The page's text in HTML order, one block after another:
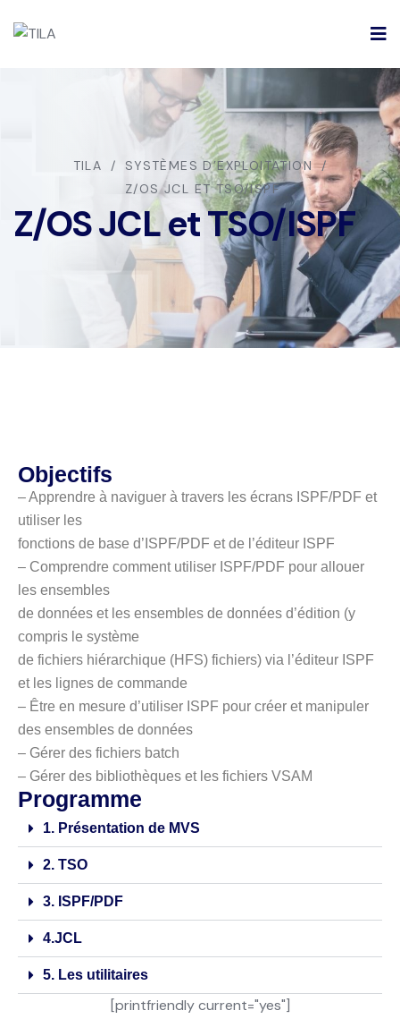
TILA
SYSTÈMES D’EXPLOITATION
Z/OS JCL ET TSO/ISPF
Z/OS JCL et TSO/ISPF
Objectifs
– Apprendre à naviguer à travers les écrans ISPF/PDF et
utiliser les
fonctions de base d’ISPF/PDF et de l’éditeur ISPF
– Comprendre comment utiliser ISPF/PDF pour allouer
les ensembles
de données et les ensembles de données d’édition (y
compris le système
de fichiers hiérarchique (HFS) fichiers) via l’éditeur ISPF
et les lignes de commande
– Être en mesure d’utiliser ISPF pour créer et manipuler
des ensembles de données
– Gérer des fichiers batch
– Gérer des bibliothèques et les fichiers VSAM
Programme
1. Présentation de MVS
2. TSO
3. ISPF/PDF
4.JCL
5. Les utilitaires
[printfriendly current="yes"]